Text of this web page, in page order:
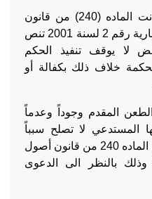
بعد التدقيق والمداولة ولما كانت الماده (240) من قانون
أصول المحاكمات المدنية والتجارية رقم 2 لسنة 2001 تنص
لا يوقف تنفيذ الحكم
خلاف ذلك بكفالة أو
المقدم وجوداً وعدماً
المستدعي لا تصلح سبباً
للخروج عن الاستثناء الوارد في الماده 240 من قانون أصول
وذلك بالنظر الى الدعوى